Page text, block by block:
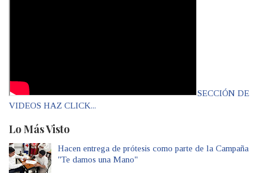
SECCIÓN DE
VIDEOS HAZ CLICK...
Lo Más Visto
Hacen entrega de prótesis como parte de la Campaña
"Te damos una Mano"